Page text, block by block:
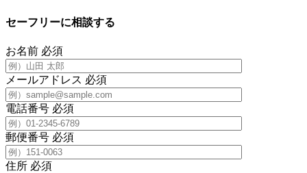
セーフリーに相談する
お名前 必須
メールアドレス 必須
電話番号 必須
郵便番号 必須
住所 必須